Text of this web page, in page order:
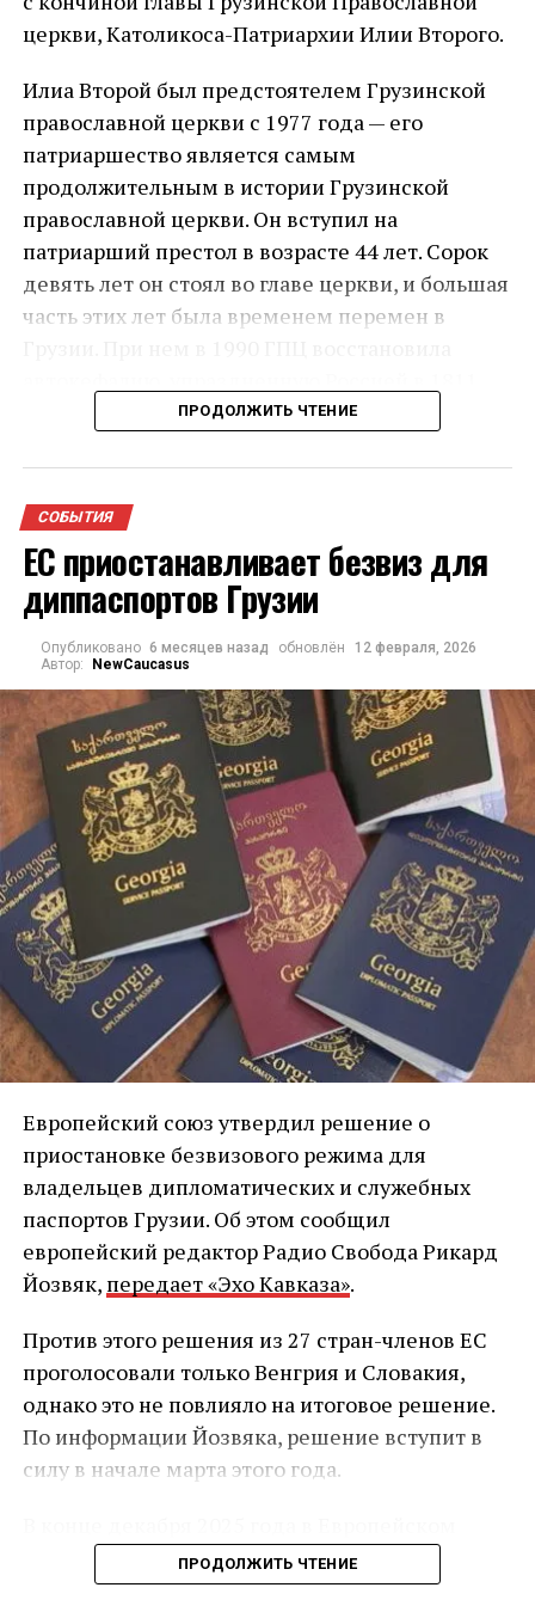
церкви, Католикоса-Патриархии Илии Второго.
Илиа Второй был предстоятелем Грузинской
православной церкви с 1977 года — его
патриаршество является самым
продолжительным в истории Грузинской
православной церкви. Он вступил на
патриарший престол в возрасте 44 лет. Сорок
девять лет он стоял во главе церкви, и большая
часть этих лет была временем перемен в
Состояние здоровья 93-летнего главы Церкви
резко ухудшилось в ночь на 17 марта: он был
доставлен в Кавказский медицинский центр с
массивным внутренним кровотечением. Илиа
Второй скончался в больнице около девяти
ПРОДОЛЖИТЬ ЧТЕНИЕ
СОБЫТИЯ
ЕС приостанавливает безвиз для
диппаспортов Грузии
Опубликовано 6 месяцев назад обновлён
12 февраля, 2026
Автор:
NewCaucasus
Европейский союз утвердил решение о
приостановке безвизового режима для
владельцев дипломатических и служебных
паспортов Грузии. Об этом сообщил
европейский редактор Радио Свобода Рикард
Йозвяк, передает «Эхо Кавказа».
Против этого решения из 27 стран-членов ЕС
проголосовали только Венгрия и Словакия,
однако это не повлияло на итоговое решение.
По информации Йозвяка, решение вступит в
силу в начале марта этого года.
союзе начал действовать обновлённый
механизм приостановки безвизового режима.
ПРОДОЛЖИТЬ ЧТЕНИЕ